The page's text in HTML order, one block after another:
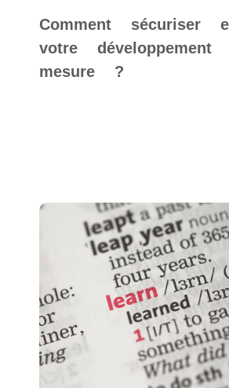
Comment sécuriser
votre
mesure ?